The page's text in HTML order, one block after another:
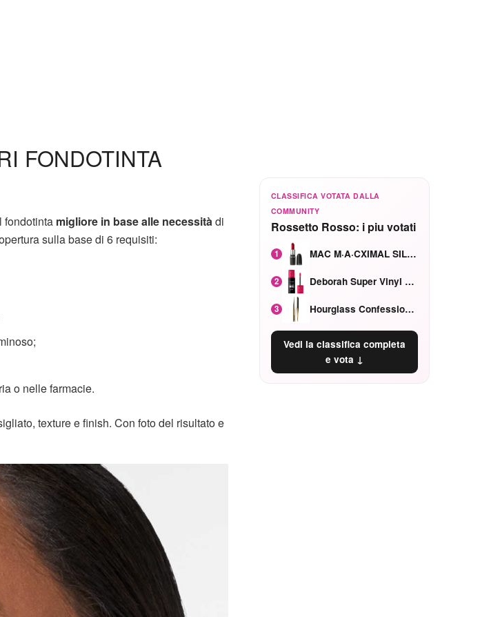
FONDOTINTA
fondotinta migliore in base alle necessitàdi
sulla base di 6 requisiti:
o nelle farmacie.
texture e finish. Con foto del risultato e
CLASSIFICA VOTATA DALLA
COMMUNITY
Rossetto Rosso: i piu votati
1 MAC M·A·CXIMAL SILKY MATTE Red Rock mat
2 Deborah Super Vinyl Shake Rosa Ciliegia
3 Hourglass Confession Ricaricabile Ultra Preciso Ad Alta Intensità Secretly Classic Red
Vedi la classifica completa
e vota ↓